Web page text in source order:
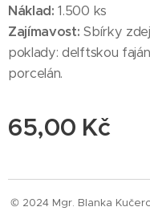
Náklad:1.500 ks
Zajímavost:Sbírky
poklady: delftskou
porcelán.
65,00 Kč
© 2024 Mgr. Blanka